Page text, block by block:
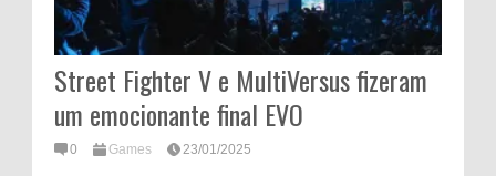
Street Fighter V e MultiVersus fizeram
um emocionante final EVO
0 Games 23/01/2025